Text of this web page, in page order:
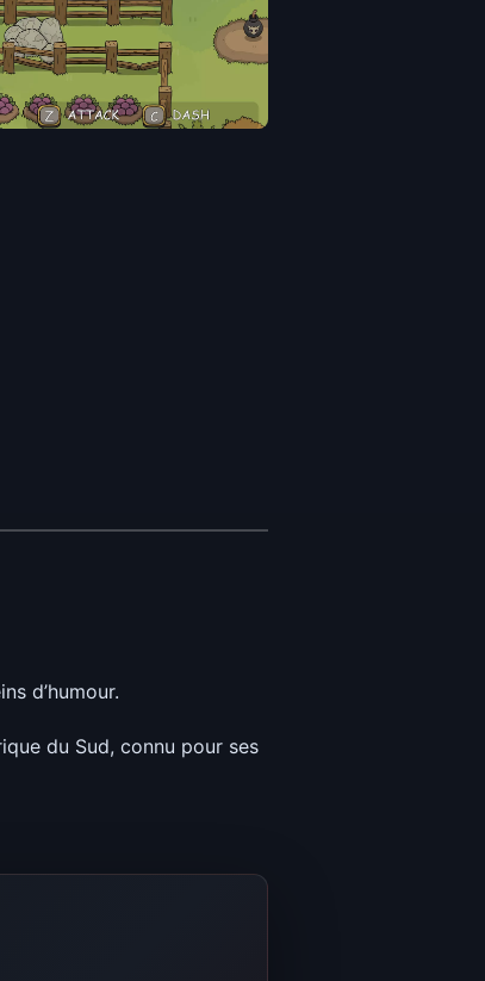
d’humour.
du Sud, connu pour ses